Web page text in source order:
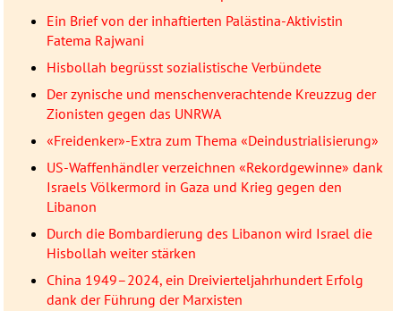
Ein Brief von der inhaftierten Palästina-Aktivistin
Fatema Rajwani
Hisbollah begrüsst sozialistische Verbündete
Der zynische und menschenverachtende Kreuzzug der
Zionisten gegen das UNRWA
«Freidenker»-Extra zum Thema «Deindustrialisierung»
US-Waffenhändler verzeichnen «Rekordgewinne» dank
Israels Völkermord in Gaza und Krieg gegen den
Libanon
Durch die Bombardierung des Libanon wird Israel die
Hisbollah weiter stärken
China 1949–2024, ein Dreivierteljahrhundert Erfolg
dank der Führung der Marxisten